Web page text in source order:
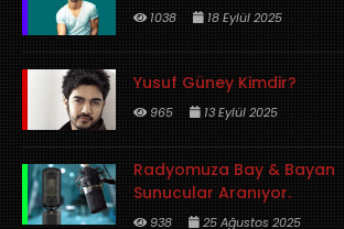
1038 18 Eylül 2025
Yusuf Güney Kimdir?
965 13 Eylül 2025
Radyomuza Bay & Bayan
Sunucular Aranıyor.
938 25 Ağustos 2025